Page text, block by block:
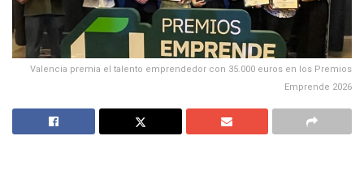
Valencia premia el talento emprendedor con 35.000 euros en los Premios
Emprende 2026